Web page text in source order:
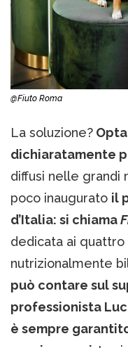
@Fiuto Roma
La soluzione?
dichiaratamente
diffusi nelle grandi
poco inaugurato il
d’Italia: si chiama
dedicata ai
nutrizionalmente
può contare sul
professionista
è sempre